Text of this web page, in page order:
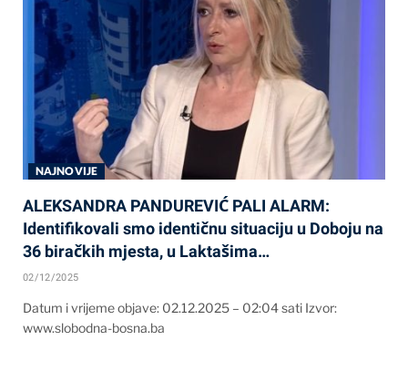
NAJNOVIJE
ALEKSANDRA PANDUREVIĆ PALI ALARM:
Identifikovali smo identičnu situaciju u Doboju na
36 biračkih mjesta, u Laktašima…
02/12/2025
Datum i vrijeme objave: 02.12.2025 – 02:04 sati Izvor:
www.slobodna-bosna.ba